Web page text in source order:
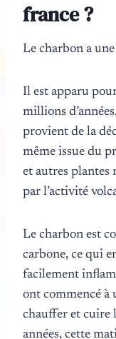
france ?
Le charbon a
Il est apparu
millions
provient de la
même issue du
et autres plantes
par l’activité
Le charbon est
carbone, ce qui
facilement
ont commencé à
chauffer et cuire
années, cette